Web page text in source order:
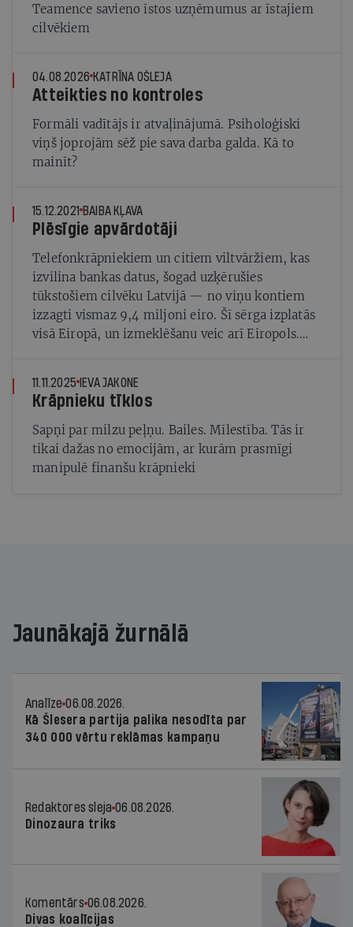
Teamence savieno īstos uzņēmumus ar īstajiem
cilvēkiem
04.08.2026 KATRĪNA OŠLEJA
Atteikties no kontroles
Formāli vadītājs ir atvaļinājumā. Psiholoģiski
viņš joprojām sēž pie sava darba galda. Kā to
mainīt?
15.12.2021 BAIBA KĻAVA
Plēsīgie apvārdotāji
Telefonkrāpniekiem un citiem viltvāržiem, kas
izvilina bankas datus, šogad uzķērušies
tūkstošiem cilvēku Latvijā — no viņu kontiem
izzagti vismaz 9,4 miljoni eiro. Šī sērga izplatās
visā Eiropā, un izmeklēšanu veic arī Eiropols.
11.11.2025 IEVA JAKONE
Krāpnieku tīklos
Sapņi par milzu peļņu. Bailes. Mīlestība. Tās ir
tikai dažas no emocijām, ar kurām prasmīgi
manipulē finanšu krāpnieki
Jaunākajā žurnālā
Analīze 06.08.2026.
Kā Šlesera partija palika nesodīta par
340 000 vērtu reklāmas kampaņu
Redaktores sleja 06.08.2026.
Dinozaura triks
Komentārs 06.08.2026.
Divas koalīcijas